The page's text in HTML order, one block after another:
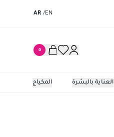
EN
/
AR
0
المكياج العناية بالبشرة